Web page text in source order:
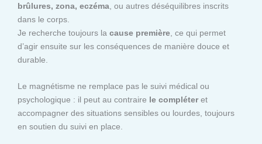
brûlures, zona, eczéma , ou autres déséquilibres inscrits
dans le corps.
Je recherche toujours la cause première , ce qui permet
d’agir ensuite sur les conséquences de manière douce et
durable.
Le magnétisme ne remplace pas le suivi médical ou
psychologique : il peut au contraire le compléteret
accompagner des situations sensibles ou lourdes, toujours
en soutien du suivi en place.